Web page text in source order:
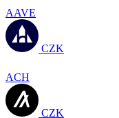
AAVE
CZK
ACH
CZK